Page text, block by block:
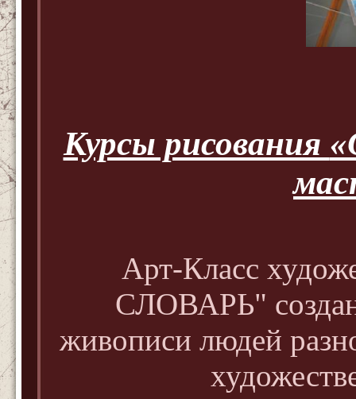
Курсы рисования
Арт-Класс
СЛОВАРЬ"
живописи людей